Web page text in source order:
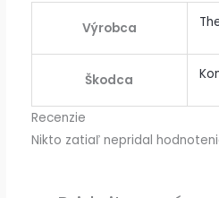
Výrobca
Škodca
Recenzie
Nikto zatiaľ nepridal